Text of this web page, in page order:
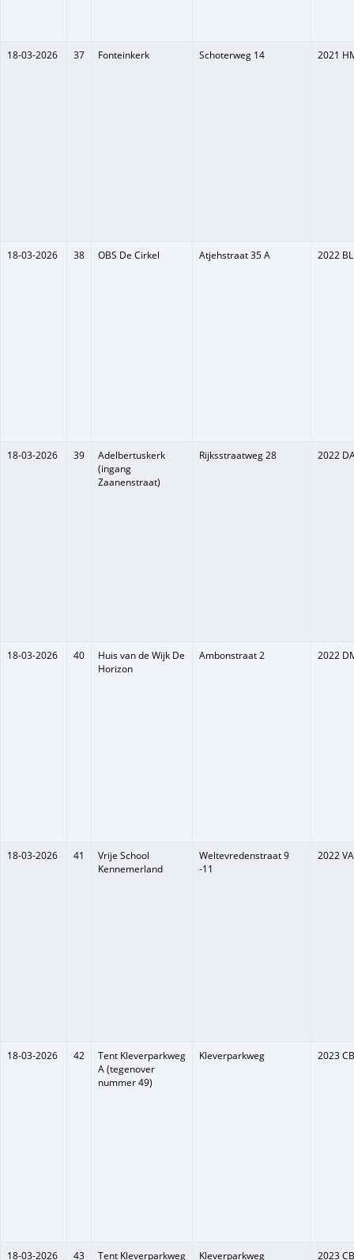
18-03-2026 37 Fonteinkerk Schoterweg 14 2021
18-03-2026 38 OBS De Cirkel Atjehstraat 35 A 2022 BL
18-03-2026 39
Adelbertuskerk
(ingang
Zaanenstraat)
Rijksstraatweg 28 2022
18-03-2026 40
Huis van de Wijk De
Horizon
Ambonstraat 2 2022
18-03-2026 41
Vrije School
Kennemerland
Weltevredenstraat 9
-11
2022 VA
18-03-2026 42
Tent Kleverparkweg
A (tegenover
nummer 49)
Kleverparkweg 2023 CB
18-03-2026 43 Tent Kleverparkweg Kleverparkweg 2023 CB